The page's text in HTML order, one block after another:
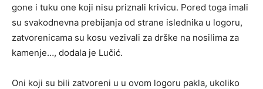
gone i tuku one koji nisu priznali krivicu. Pored toga imali
su svakodnevna prebijanja od strane islednika u logoru,
zatvorenicama su kosu vezivali za drške na nosilima za
kamenje…, dodala je Lučić.
Oni koji su bili zatvoreni u u ovom logoru pakla, ukoliko